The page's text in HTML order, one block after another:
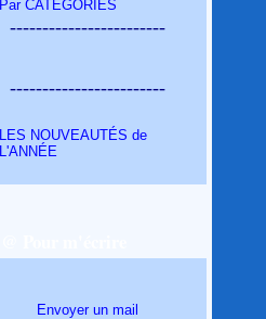
Par CATÉGORIES
------------------------
------------------------
LES NOUVEAUTÉS de
L'ANNÉE
Envoyer un mail